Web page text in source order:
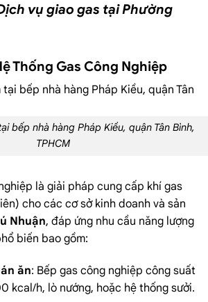
vụ giao gas tại Phường
Thống Gas Công Nghiệp
bếp nhà hàng Pháp Kiều, quận Tân Bình,
TPHCM
là giải pháp cung cấp khí gas
cho các cơ sở kinh doanh và sản
Nhuận, đáp ứng nhu cầu năng lượng
biến bao gồm:
ăn: Bếp gas công nghiệp công suất
kcal/h, lò nướng, hoặc hệ thống sưởi.